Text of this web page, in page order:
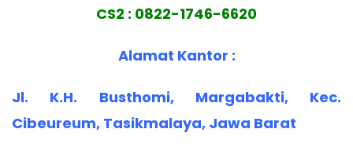
CS2 : 0822-1746-6620
Alamat Kantor :
Jl. K.H. Busthomi, Margabakti, Kec.
Cibeureum, Tasikmalaya, Jawa Barat